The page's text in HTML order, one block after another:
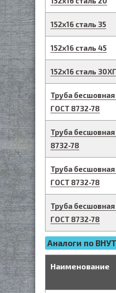
152х16 сталь 35
152х16 сталь 45
152х16 сталь
Труба
ГОСТ 8732-78
Труба
8732-78
Труба
ГОСТ 8732-78
Труба
ГОСТ 8732-78
Аналоги по
Наименование